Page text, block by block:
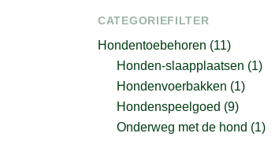
CATEGORIEFILTER
Hondentoebehoren (11)
Honden-slaapplaatsen (1)
Hondenvoerbakken (1)
Hondenspeelgoed (9)
Onderweg met de hond (1)